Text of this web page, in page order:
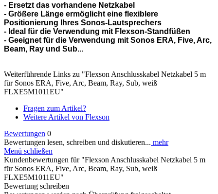
- Ersetzt das vorhandene Netzkabel
- Größere Länge ermöglicht eine flexiblere
Positionierung Ihres Sonos-Lautsprechers
- Ideal für die Verwendung mit Flexson-Standfüßen
- Geeignet für die Verwendung mit Sonos ERA, Five, Arc,
Beam, Ray und Sub...
Weiterführende Links zu "Flexson Anschlusskabel Netzkabel 5 m
für Sonos ERA, Five, Arc, Beam, Ray, Sub, weiß
FLXE5M1011EU"
Fragen zum Artikel?
Weitere Artikel von Flexson
Bewertungen 0
Bewertungen lesen, schreiben und diskutieren... mehr
Menü schließen
Kundenbewertungen für "Flexson Anschlusskabel Netzkabel 5 m
für Sonos ERA, Five, Arc, Beam, Ray, Sub, weiß
FLXE5M1011EU"
Bewertung schreiben